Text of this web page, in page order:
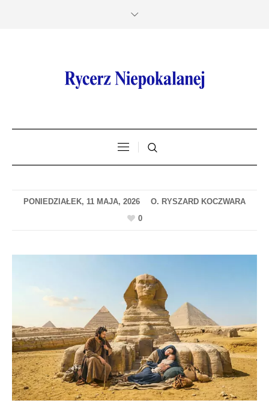
PONIEDZIAŁEK, 11 MAJA, 2026
0